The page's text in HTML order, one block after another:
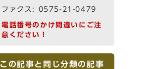
ファクス: 0575-21-0479
電話番号のかけ間違いにご注
意ください！
この記事と同じ分類の記事